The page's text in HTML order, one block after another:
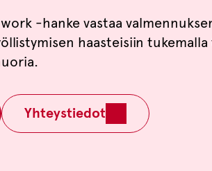
-hanke vastaa
haasteisiin
Yhteystiedot